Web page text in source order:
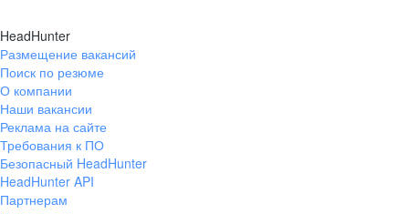
HeadHunter
Размещение вакансий
Поиск по резюме
О компании
Наши вакансии
Реклама на сайте
Требования к ПО
Безопасный HeadHunter
HeadHunter API
Партнерам